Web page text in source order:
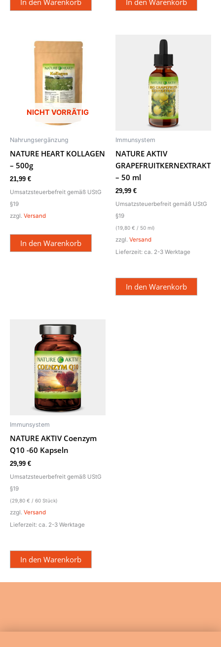
In den Warenkorb In den Warenkorb
NICHT VORRÄTIG
Nahrungsergänzung
NATURE HEART KOLLAGEN
– 500g
21,99 €
Umsatzsteuerbefreit gemäß UStG
§19
zzgl. Versand
In den Warenkorb
Immunsystem
NATURE AKTIV
GRAPEFRUITKERNEXTRAKT
– 50 ml
29,99 €
Umsatzsteuerbefreit gemäß UStG
§19
(19,80 € / 50 ml)
zzgl. Versand
Lieferzeit: ca. 2-3 Werktage
In den Warenkorb
Immunsystem
NATURE AKTIV Coenzym
Q10 -60 Kapseln
29,99 €
Umsatzsteuerbefreit gemäß UStG
§19
(29,80 € / 60 Stück)
zzgl. Versand
Lieferzeit: ca. 2-3 Werktage
In den Warenkorb